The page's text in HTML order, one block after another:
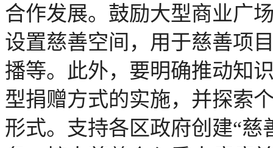
合作发展。鼓励大型商业广
设置慈善空间，用于慈善项
播等。此外，要明确推动知
型捐赠方式的实施，并探索
形式。支持各区政府创建“